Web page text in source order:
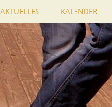
AKTUELLES KALENDER